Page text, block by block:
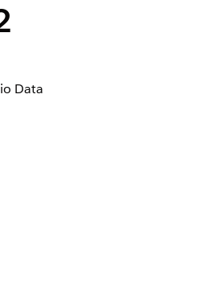
Data